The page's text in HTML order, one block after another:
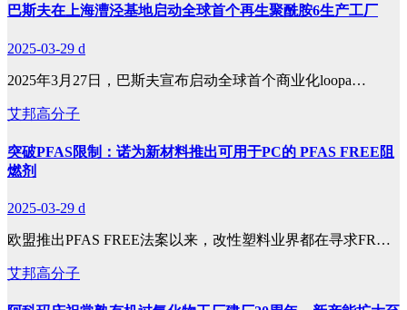
巴斯夫在上海漕泾基地启动全球首个再生聚酰胺6生产工厂
2025-03-29 d
2025年3月27日，巴斯夫宣布启动全球首个商业化loopa…
艾邦高分子
突破PFAS限制：诺为新材料推出可用于PC的 PFAS FREE阻
燃剂
2025-03-29 d
欧盟推出PFAS FREE法案以来，改性塑料业界都在寻求FR…
艾邦高分子